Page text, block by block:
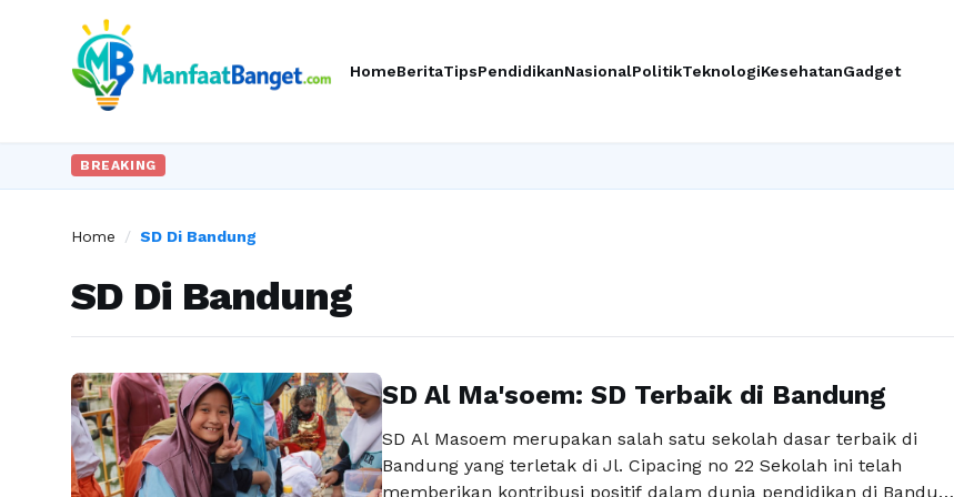
HomeBeritaTipsPendidikanNasionalPolitikTeknologiKesehatanGadget
BREAKING
Home / SD Di Bandung
SD Di Bandung
SD Al Ma'soem: SD Terbaik di Bandung
SD Al Masoem merupakan salah satu sekolah dasar terbaik di
Bandung yang terletak di Jl. Cipacing no 22 Sekolah ini telah
memberikan kontribusi positif dalam dunia pendidikan di Bandung